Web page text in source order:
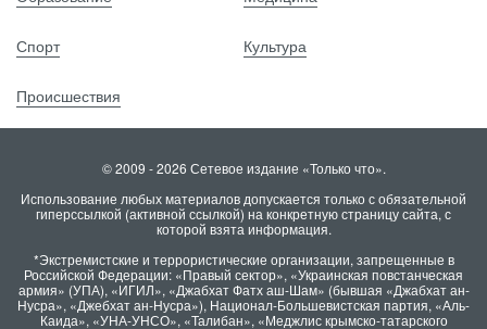
Спорт Культура
Происшествия
© 2009 - 2026 Сетевое издание «Только что».
Использование любых материалов допускается только с обязательной
гиперссылкой (активной ссылкой) на конкретную страницу сайта, с
которой взята информация.
*Экстремистские и террористические организации, запрещенные в
Российской Федерации: «Правый сектор», «Украинская повстанческая
армия» (УПА), «ИГИЛ», «Джабхат Фатх аш-Шам» (бывшая «Джабхат ан-
Нусра», «Джебхат ан-Нусра»), Национал-Большевистская партия, «Аль-
Каида», «УНА-УНСО», «Талибан», «Меджлис крымско-татарского